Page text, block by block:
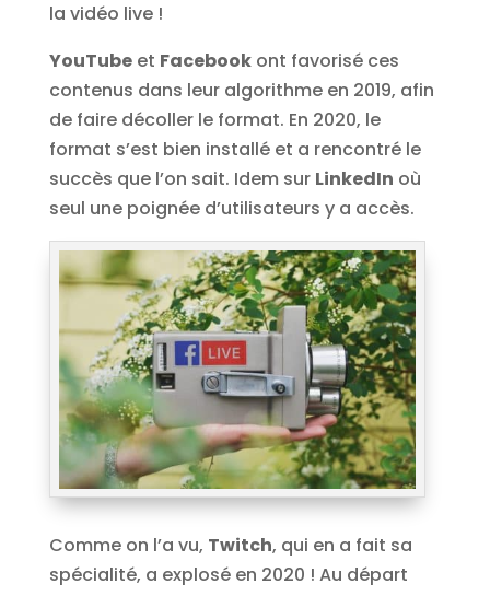
la vidéo live !
YouTubeet Facebookont favorisé ces
contenus dans leur algorithme en 2019, afin
de faire décoller le format. En 2020, le
format s’est bien installé et a rencontré le
succès que l’on sait. Idem sur LinkedIn où
seul une poignée d’utilisateurs y a accès.
Comme on l’a vu, Twitch, qui en a fait sa
spécialité, a explosé en 2020 ! Au départ